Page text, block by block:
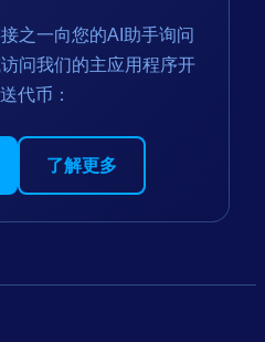
之一向您的AI助手询问
问我们的主应用程序开
代币：
了解更多